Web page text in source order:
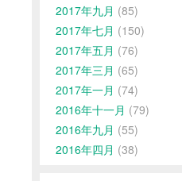
2017年九月 (85)
2017年七月 (150)
2017年五月 (76)
2017年三月 (65)
2017年一月 (74)
2016年十一月 (79)
2016年九月 (55)
2016年四月 (38)